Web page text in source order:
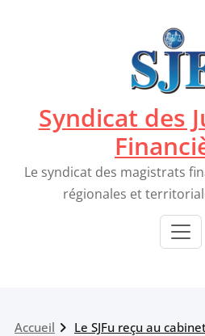
Syndicat des
Le syndicat des magistrats
régionales et
Accueil Le SJFu reçu au